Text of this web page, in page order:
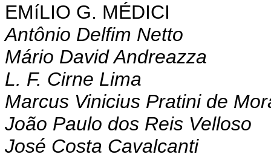
EMíLIO G. MÉDICI
Antônio Delfim Netto
Mário David Andreazza
L. F. Cirne Lima
Marcus Vinicius Pratini de
João Paulo dos Reis Velloso
José Costa Cavalcanti